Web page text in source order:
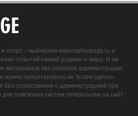
и спорт – выбираем www.mylivepage.ru и
событий нашей родины и мира. И не
материалов без согласия администрации
нужно процитировать не более одного
без согласования с администрацией при
поисковых систем гиперссылки на сайт